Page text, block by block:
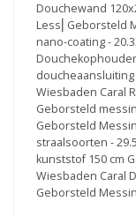
Douchewand
Less⎢Geborsteld
nano-coating -
doucheaansluiting
Wiesbaden Caral
Geborsteld
Geborsteld
straalsoorten -
kunststof 150 cm
Wiesbaden Caral
Geborsteld